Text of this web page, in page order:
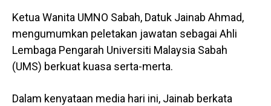
Ketua Wanita UMNO Sabah, Datuk Jainab Ahmad,
mengumumkan peletakan jawatan sebagai Ahli
Lembaga Pengarah Universiti Malaysia Sabah
(UMS) berkuat kuasa serta-merta.
Dalam kenyataan media hari ini, Jainab berkata